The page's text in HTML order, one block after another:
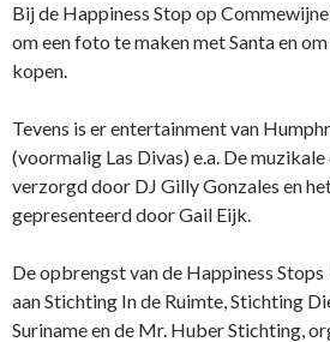
Bij de Happiness Stop op
om een foto te maken met Santa en
kopen.
Tevens is er entertainment van
(voormalig Las Divas) e.a. De
verzorgd door DJ Gilly Gonzales en
gepresenteerd door Gail Eijk.
De opbrengst van de Happiness
aan Stichting In de Ruimte, Stichting
Suriname en de Mr. Huber Stichting,